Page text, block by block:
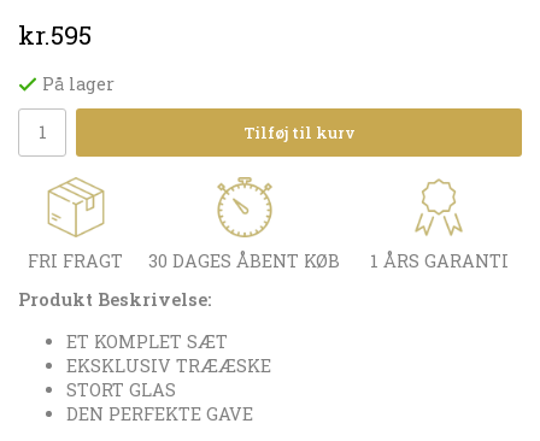
kr.595
På lager
Tilføj til kurv
FRI FRAGT 30 DAGES ÅBENT KØB
1 ÅRS GARANTI
Produkt Beskrivelse:
ET KOMPLET SÆT
EKSKLUSIV TRÆÆSKE
STORT GLAS
DEN PERFEKTE GAVE